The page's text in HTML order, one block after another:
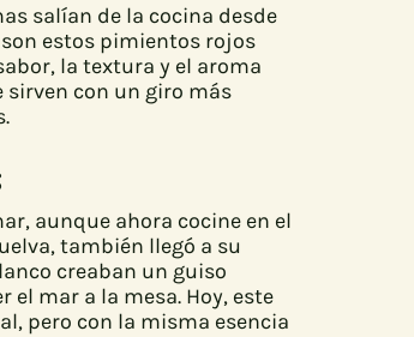
salían de la cocina desde
estos pimientos rojos
la textura y el aroma
sirven con un giro más
aunque ahora cocine en el
también llegó a su
creaban un guiso
mar a la mesa. Hoy, este
pero con la misma esencia